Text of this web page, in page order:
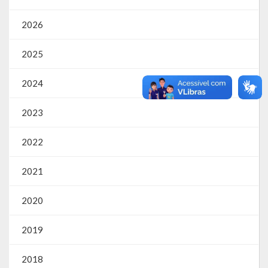
Parcerias – LEI 13.019/2014
RGF
Transparência
Apresentação
Portal da Transparência
2026
2025
2024
2023
2022
2021
2020
2019
2018